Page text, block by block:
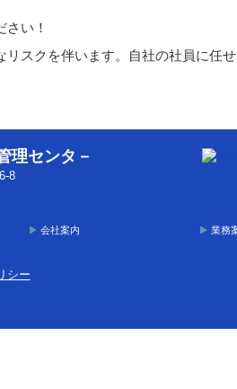
い！
スクを伴います。自社の社員に任
理センタ－
8
会社案内 業務
シー